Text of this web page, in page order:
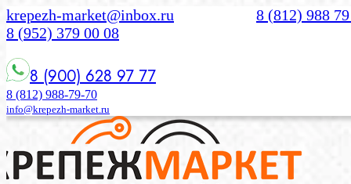
krepezh-market@inbox.ru
8 (812) 988
8 (952) 379 00 08
8 (900) 628 97 77
8 (812) 988-79-70
info@krepezh-market.ru